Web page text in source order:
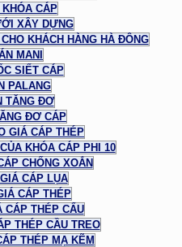
CÁP
XÂY DỰNG
KHÁCH HÀNG HÀ ĐÔNG
MANI
SIẾT CÁP
PALANG
TĂNG ĐƠ
ĐƠ CÁP
GIÁ CÁP THÉP
KHÓA CÁP PHI 10
CHỐNG XOẮN
CÁP LỤA
CÁP THÉP
CÁP THÉP CẨU
THÉP CẦU TREO
THÉP MẠ KẼM